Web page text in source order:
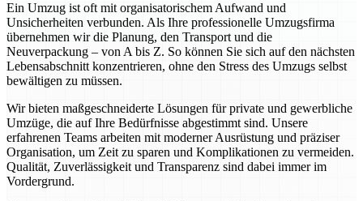
Ein Umzug ist oft mit organisatorischem Aufwand und
Unsicherheiten verbunden. Als Ihre professionelle Umzugsfirma
übernehmen wir die Planung, den Transport und die
Neuverpackung – von A bis Z. So können Sie sich auf den nächsten
Lebensabschnitt konzentrieren, ohne den Stress des Umzugs selbst
bewältigen zu müssen.
Wir bieten maßgeschneiderte Lösungen für private und gewerbliche
Umzüge, die auf Ihre Bedürfnisse abgestimmt sind. Unsere
erfahrenen Teams arbeiten mit moderner Ausrüstung und präziser
Organisation, um Zeit zu sparen und Komplikationen zu vermeiden.
Qualität, Zuverlässigkeit und Transparenz sind dabei immer im
Vordergrund.